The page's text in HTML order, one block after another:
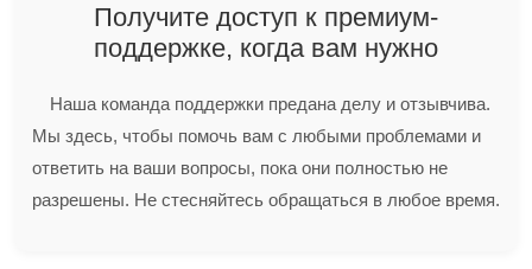
Получите доступ к премиум-
поддержке, когда вам нужно
Наша команда поддержки предана делу и отзывчива.
Мы здесь, чтобы помочь вам с любыми проблемами и
ответить на ваши вопросы, пока они полностью не
разрешены. Не стесняйтесь обращаться в любое время.